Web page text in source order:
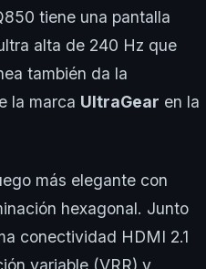
tiene una pantalla
alta de 240 Hz que
también da la
la marca UltraGear en la
más elegante con
hexagonal. Junto
conectividad HDMI 2.1
variable (VRR) y